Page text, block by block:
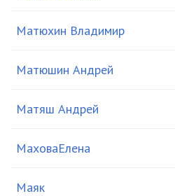
Матюхин Владимир
Матюшин Андрей
Матяш Андрей
МаховаЕлена
Маяк